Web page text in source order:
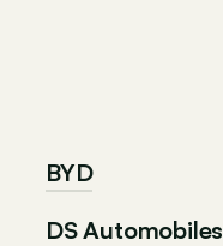
BYD
DS Automobiles